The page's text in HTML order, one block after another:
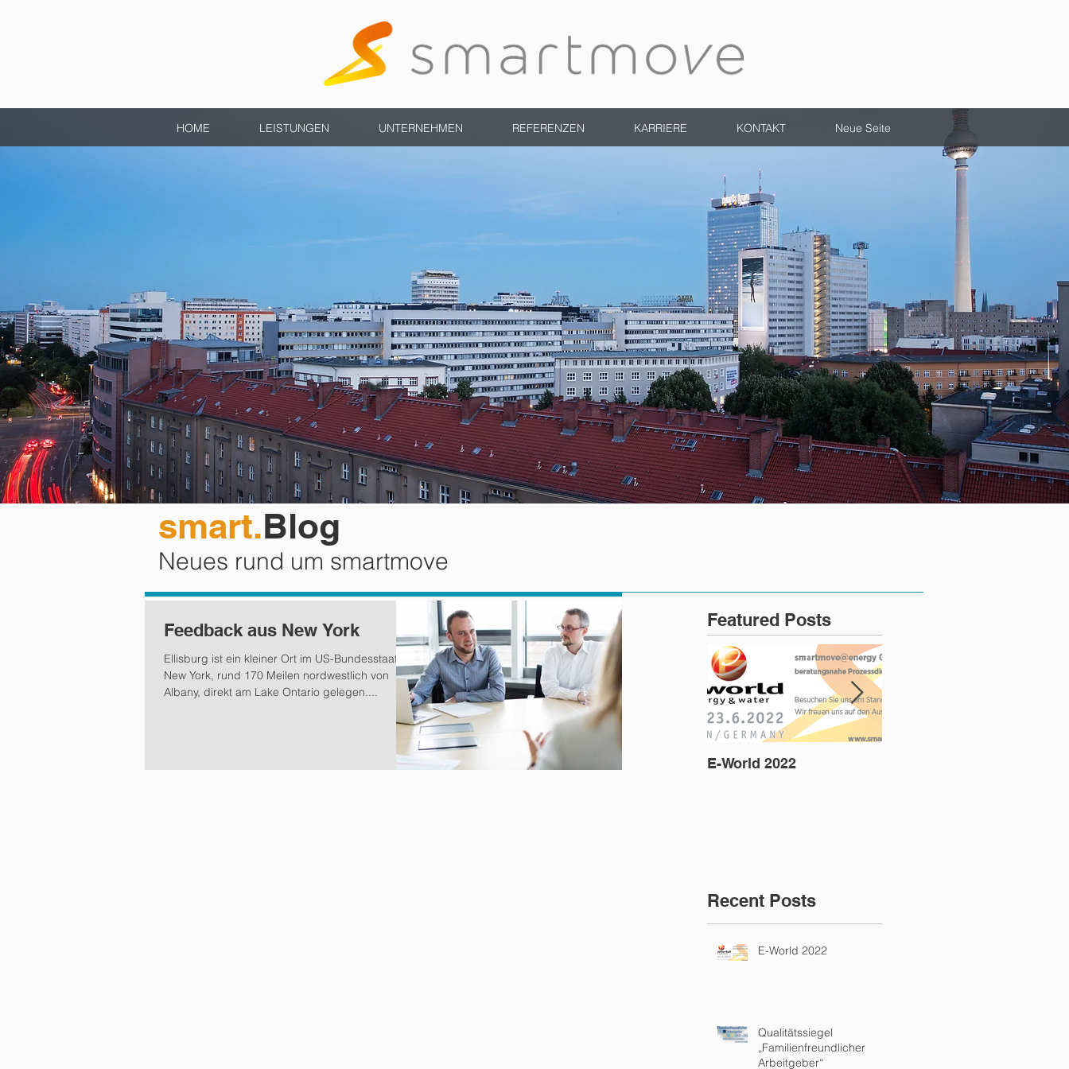
HOME LEISTUNGEN UNTERNEHMEN REFERENZEN KARRIERE KONTAKT Neue Seite
smart.Blog
Neues rund um smartmove
Featured Posts
E-World 2022
Recent Posts
E-World 2022
Qualitätssiegel
„Familienfreundlicher
Arbeitgeber“
Feedback aus New York
Ellisburg ist ein kleiner Ort im US-Bundesstaat
New York, rund 170 Meilen nordwestlich von
Albany, direkt am Lake Ontario gelegen....